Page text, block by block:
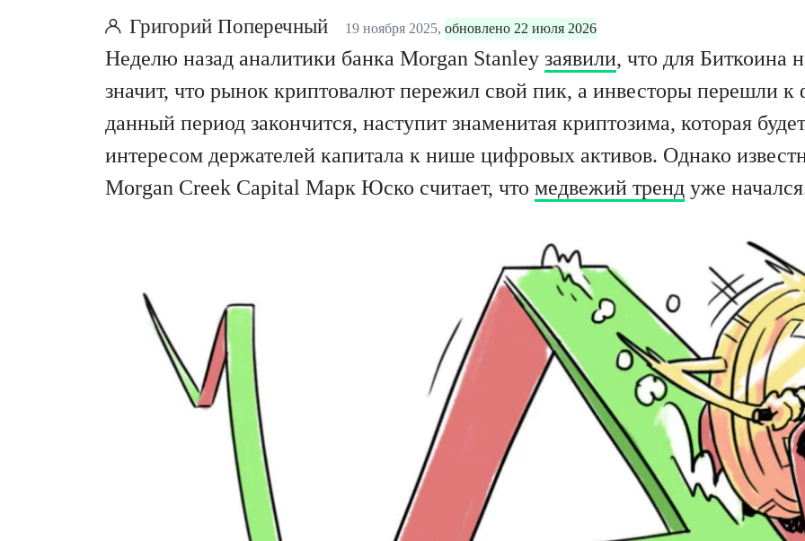
Григорий Поперечный 19 ноября 2025, обновлено 22 июля 2026
Неделю назад аналитики банка Morgan Stanley заявили, что для Биткоина
значит, что рынок криптовалют пережил свой пик, а инвесторы перешли
данный период закончится, наступит знаменитая криптозима, которая
интересом держателей капитала к нише цифровых активов. Однако
Morgan Creek Capital Марк Юско считает, что медвежий тренд уже